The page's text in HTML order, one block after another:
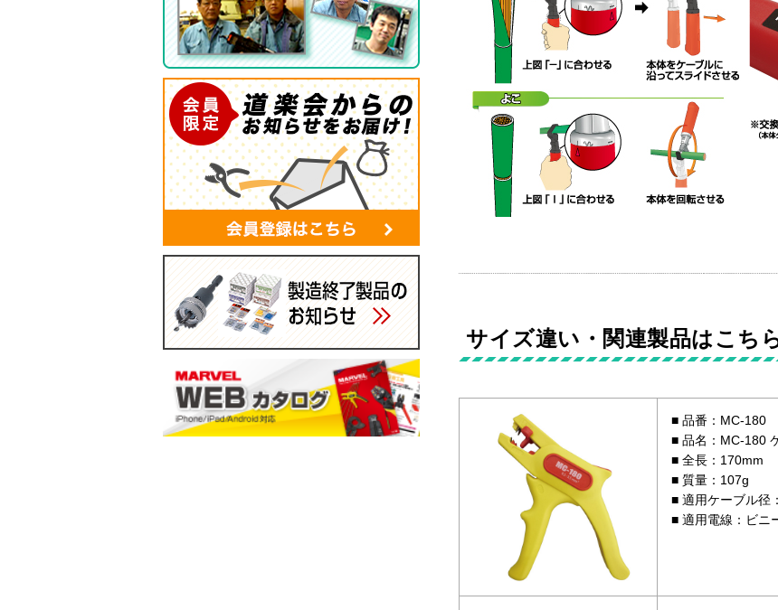
サイズ違い・関連製品はこち
品番：MC-180
品名：MC-180
全長：170mm
質量：107g
適用ケーブル径
適用電線：ビニ
ツールバッグ
帆布シリーズ
現場用ゴミ箱
蛍光灯・モールバッグ
手袋
パーツボックス
電工バケツ
ケーブルタイホルダー
マルチポーチ
小判型ポケット